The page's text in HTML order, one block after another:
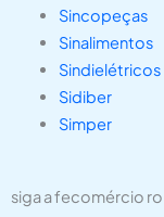
Sincopeças
Sinalimentos
Sindielétricos
Sidiber
Simper
siga a fecomércio ro